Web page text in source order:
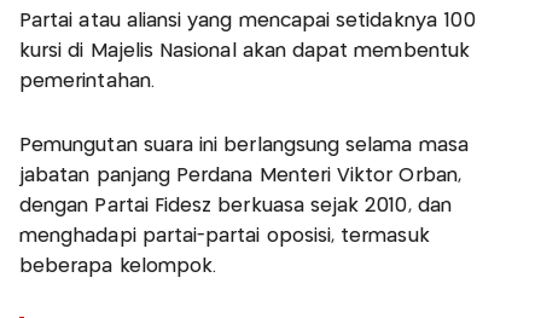
Partai atau aliansi yang mencapai setidaknya 100
kursi di Majelis Nasional akan dapat membentuk
pemerintahan.
Pemungutan suara ini berlangsung selama masa
jabatan panjang Perdana Menteri Viktor Orban,
dengan Partai Fidesz berkuasa sejak 2010, dan
menghadapi partai-partai oposisi, termasuk
beberapa kelompok.